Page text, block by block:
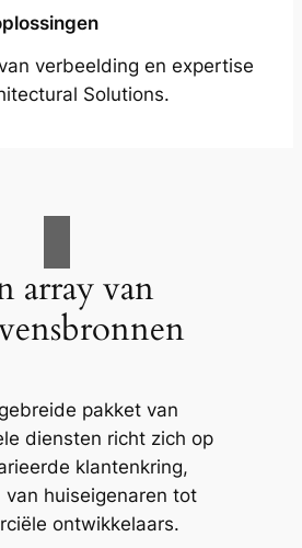
verbeelding en expertise
Solutions.
array van
pakket van
diensten richt zich op
klantenkring,
van huiseigenaren tot
ontwikkelaars.